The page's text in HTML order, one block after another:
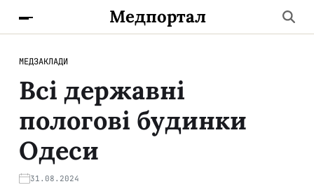
Медпортал
МЕДЗАКЛАДИ
Всі державні
пологові будинки
Одеси
31.08.2024